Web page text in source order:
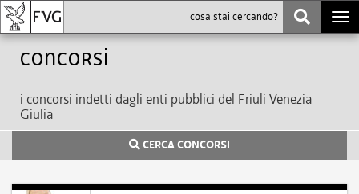
Concorsi
i concorsi indetti dagli enti pubblici del Friuli Venezia
Giulia
CERCA CONCORSI